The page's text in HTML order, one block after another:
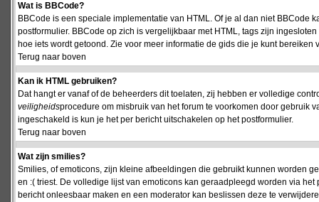
Wat is BBCode?
BBCode is een speciale implementatie van HTML. Of je al dan niet
postformulier. BBCode op zich is vergelijkbaar met HTML, tags zijn
hoe iets wordt getoond. Zie voor meer informatie de gids die je kunt bereiken
Terug naar boven
Kan ik HTML gebruiken?
Dat hangt er vanaf of de beheerders dit toelaten, zij hebben er volledige
veiligheidsprocedure om misbruik van het forum te voorkomen door gebruik
ingeschakeld is kun je het per bericht uitschakelen op het postformulier.
Terug naar boven
Wat zijn smilies?
Smilies, of emoticons, zijn kleine afbeeldingen die gebruikt kunnen worden
en :( triest. De volledige lijst van emoticons kan geraadpleegd worden via
bericht onleesbaar maken en een moderator kan beslissen deze te